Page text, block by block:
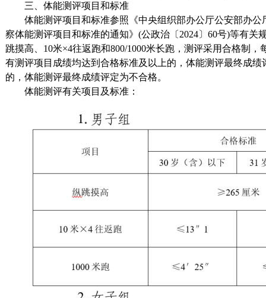
三、体能测评项目和标准
体能测评项目和标准参照《中央组织部办公厅公安部办
察体能测评项目和标准的通知》(公政治〔2024〕60号)等有关
跳摸高、10米×4往返跑和800/1000米长跑，测评采用合格制
有测评项目成绩均达到合格标准及以上的，体能测评最终成
的，体能测评最终成绩评定为不合格。
体能测评有关项目及标准：